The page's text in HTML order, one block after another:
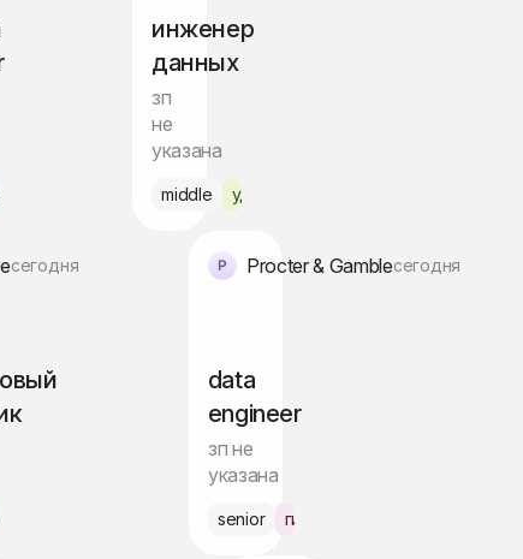
Варшава
инженер
данных
зп
не
указана
middle удалённо
сегодня
Варшава
Procter & Gambleсегодня
data
engineer
зп не
указана
senior гибрид Варшава